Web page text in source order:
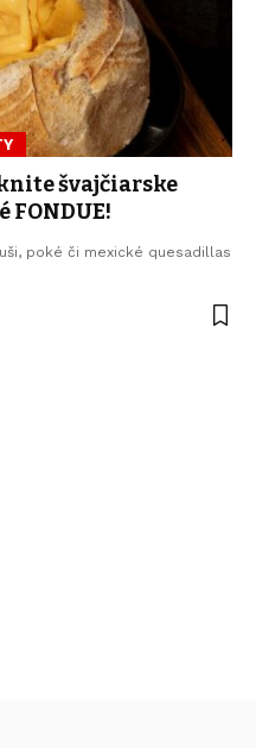
švajčiarske
poké či mexické quesadillas